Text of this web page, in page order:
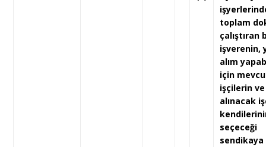
toplam
çalıştıran
işverenin,
alım
için
işçilerin
alınacak
seçeceği
sendikaya